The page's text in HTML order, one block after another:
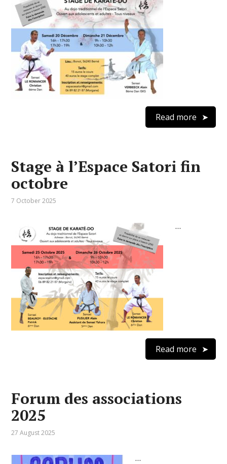
Read more
Stage à l’Espace Satori fin
octobre
7 October 2025
…
Read more
Forum des associations
2025
27 August 2025
…